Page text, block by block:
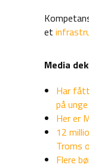
et
Media
Har
på
Her er
12
Troms
Flere